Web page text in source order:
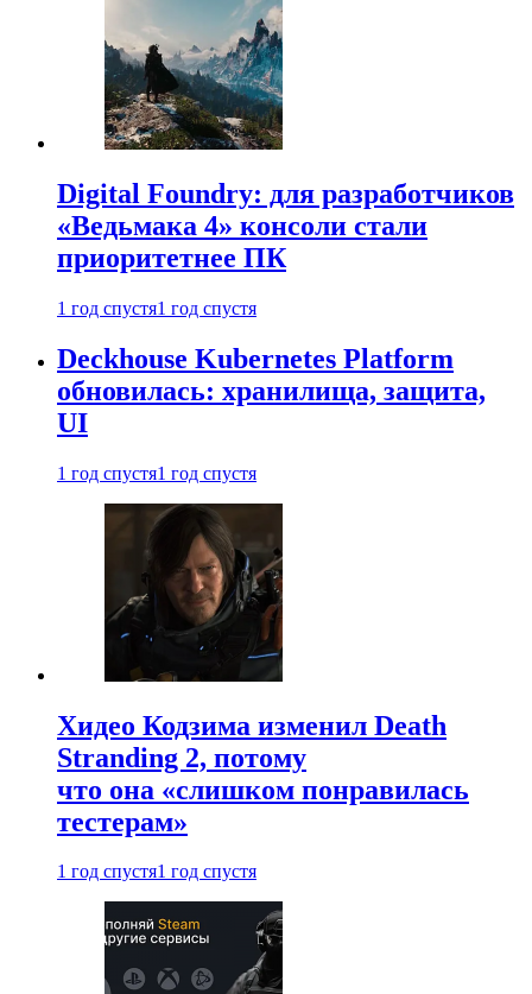
Digital Foundry: для разработчиков
«Ведьмака 4» консоли стали
приоритетнее ПК
1 год спустя1 год спустя
Deckhouse Kubernetes Platform
обновилась: хранилища, защита,
UI
1 год спустя1 год спустя
Хидео Кодзима изменил Death
Stranding 2, потому
что она «слишком понравилась
тестерам»
1 год спустя1 год спустя